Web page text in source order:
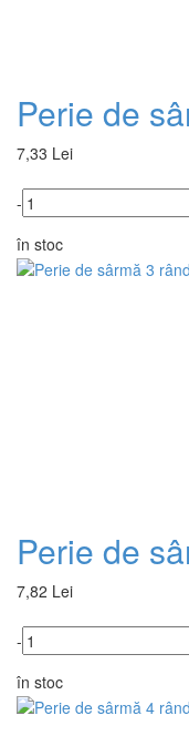
Perie de
7,33 Lei
-
în stoc
Perie de
7,82 Lei
-
în stoc